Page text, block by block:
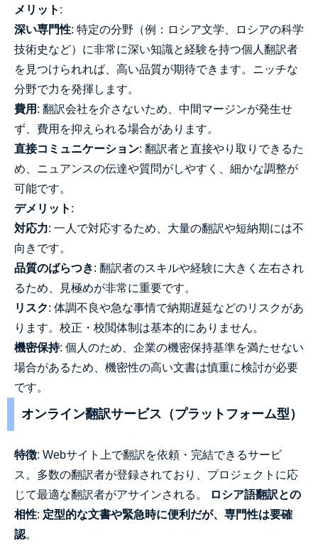
メリット :
深い専門性: 特定の分野（例：ロシア文学、ロシアの科学
技術史など）に非常に深い知識と経験を持つ個人翻訳者
を見つけられれば、高い品質が期待できます。ニッチな
分野で力を発揮します。
費用 : 翻訳会社を介さないため、中間マージンが発生せ
ず、費用を抑えられる場合があります。
直接コミュニケーション: 翻訳者と直接やり取りできるた
め、ニュアンスの伝達や質問がしやすく、細かな調整が
可能です。
デメリット :
対応力: 一人で対応するため、大量の翻訳や短納期には不
向きです。
品質のばらつき: 翻訳者のスキルや経験に大きく左右され
るため、見極めが非常に重要です。
リスク: 体調不良や急な事情で納期遅延などのリスクがあ
ります。校正・校閲体制は基本的にありません。
機密保持: 個人のため、企業の機密保持基準を満たせない
場合があるため、機密性の高い文書は慎重に検討が必要
です。
オンライン翻訳サービス（プラットフォーム型）
特徴: Webサイト上で翻訳を依頼・完結できるサービ
ス。多数の翻訳者が登録されており、プロジェクトに応
じて最適な翻訳者がアサインされる。
ロシア語翻訳との
相性: 定型的な文書や緊急時に便利だが、専門性は要確
認。